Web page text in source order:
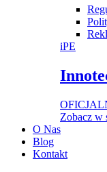
iPE
Zobacz w
O Nas
Blog
Kontakt